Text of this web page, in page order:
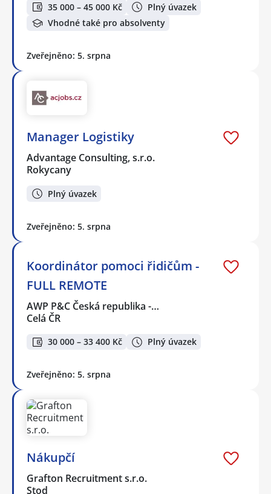
35 000 – 45 000 Kč
Plný úvazek
Vhodné také pro absolventy
Zveřejněno: 5. srpna
Manager Logistiky
Advantage Consulting, s.r.o.
Rokycany
Plný úvazek
Zveřejněno: 5. srpna
Koordinátor pomoci řidičům -
FULL REMOTE
AWP P&C Česká republika -…
Celá ČR
30 000 – 33 400 Kč Plný úvazek
Zveřejněno: 5. srpna
Nákupčí
Grafton Recruitment s.r.o.
Stod